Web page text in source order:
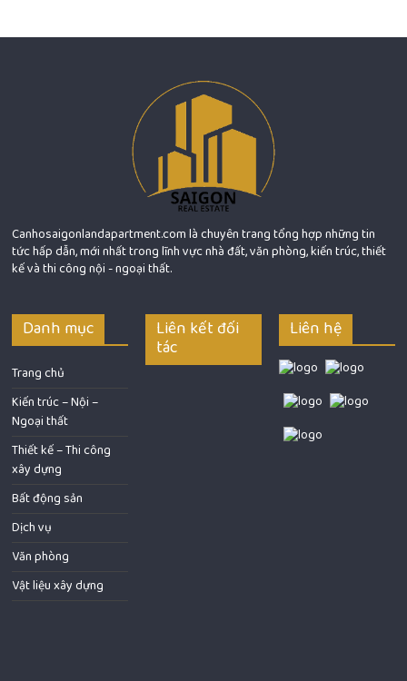
Canhosaigonlandapartment.com là chuyên trang tổng hợp những tin
tức hấp dẫn, mới nhất trong lĩnh vực nhà đất, văn phòng, kiến trúc, thiết
kế và thi công nội - ngoại thất.
Danh mục
Trang chủ
Kiến trúc – Nội –
Ngoại thất
Thiết kế – Thi công
xây dựng
Bất động sản
Dịch vụ
Văn phòng
Vật liệu xây dựng
Liên kết đối
tác
Liên hệ